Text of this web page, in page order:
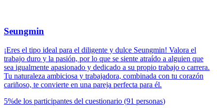
Seungmin
¡Eres el tipo ideal para el diligente y dulce Seungmin! Valora el
trabajo duro y la pasión, por lo que se siente atraído a alguien que
sea igualmente apasionado y dedicado a su propio trabajo o carrera.
Tu naturaleza ambiciosa y trabajadora, combinada con tu corazón
cariñoso, te convierte en una pareja perfecta para él.
5%de los participantes del cuestionario (91 personas)